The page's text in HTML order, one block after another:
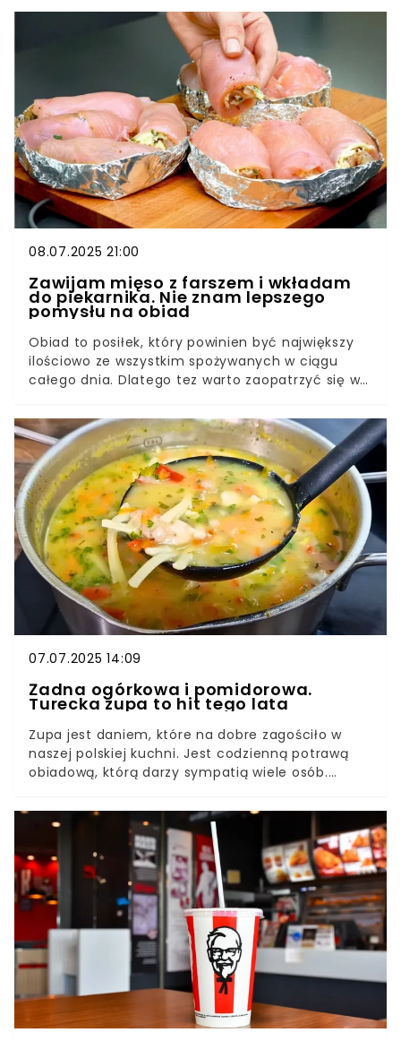
wszyscy zawsze proszą o dokładkę. Poznaj mój
ulubiony przepis na udka z kurczaka. Dzięki
frytkownicy Zelmer ZAF8650 zawsze się udaje.
08.07.2025 21:00
Zawijam mięso z farszem i wkładam
do piekarnika. Nie znam lepszego
pomysłu na obiad
Obiad to posiłek, który powinien być największy
ilościowo ze wszystkim spożywanych w ciągu
całego dnia. Dlatego tez warto zaopatrzyć się w
smaczne i pełnowartościowe danie. Jeśli znudziły
Wam się te tradycyjne, to mamy dla Was coś
zupełnie nowego. Koniecznie musicie to
przygotować.
07.07.2025 14:09
Żadna ogórkowa i pomidorowa.
Turecka zupa to hit tego lata
Zupa jest daniem, które na dobre zagościło w
naszej polskiej kuchni. Jest codzienną potrawą
obiadową, którą darzy sympatią wiele osób.
tradycyjnych zup. Jeśli jednak macie ochotę
spróbować czegoś nowego, to koniecznie
musicie przygotować zupę turecką.